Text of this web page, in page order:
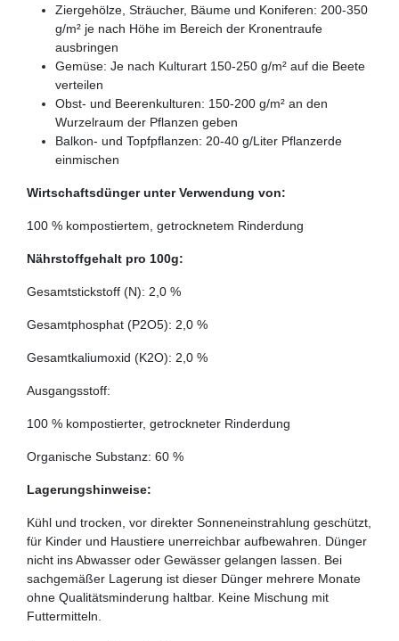
Ziergehölze, Sträucher, Bäume und Koniferen: 200-350
g/m² je nach Höhe im Bereich der Kronentraufe
ausbringen
Gemüse: Je nach Kulturart 150-250 g/m² auf die Beete
verteilen
Obst- und Beerenkulturen: 150-200 g/m² an den
Wurzelraum der Pflanzen geben
Balkon- und Topfpflanzen: 20-40 g/Liter Pflanzerde
einmischen
Wirtschaftsdünger unter Verwendung von:
100 % kompostiertem, getrocknetem Rinderdung
Nährstoffgehalt pro 100g:
Gesamtstickstoff (N): 2,0 %
Gesamtphosphat (P2O5): 2,0 %
Gesamtkaliumoxid (K2O): 2,0 %
Ausgangsstoff:
100 % kompostierter, getrockneter Rinderdung
Organische Substanz: 60 %
Lagerungshinweise:
Kühl und trocken, vor direkter Sonneneinstrahlung geschützt,
für Kinder und Haustiere unerreichbar aufbewahren. Dünger
nicht ins Abwasser oder Gewässer gelangen lassen. Bei
sachgemäßer Lagerung ist dieser Dünger mehrere Monate
ohne Qualitätsminderung haltbar. Keine Mischung mit
Futtermitteln.